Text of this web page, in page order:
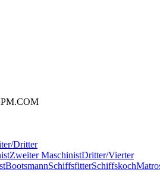
Dritter
Zweiter MaschinistDritter/Vierter
BootsmannSchiffsfitterSchiffskoch